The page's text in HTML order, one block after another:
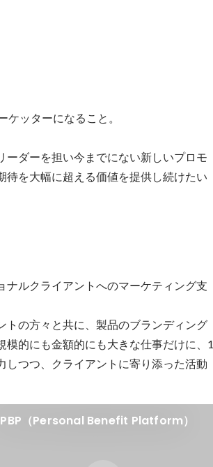
ッターになること。
ダーを担い今までにない新しいプロモ
を大幅に超える価値を提供し続けたい
ルクライアントへのマーケティング支
トの方々と共に、製品のブランディング
的にも金額的にも大きな仕事だけに、1
しつつ、クライアントに寄り添った活動
PBP（Personal Benefit Platform）